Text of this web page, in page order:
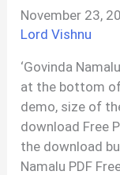
PDF
In
Telugu
November 23,
Lord Vishnu
‘Govinda
at the bottom of
demo, size of
download Free
the download
Namalu PDF